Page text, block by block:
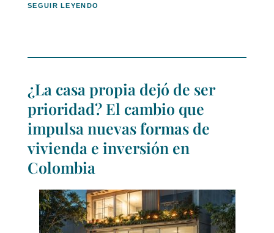
SEGUIR LEYENDO
¿La casa propia dejó de ser
prioridad? El cambio que
impulsa nuevas formas de
vivienda e inversión en
Colombia